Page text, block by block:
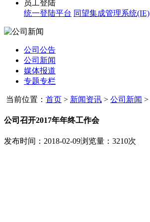
员工登陆
统一登陆平台 同望集成管理系统(IE)
公司公告
公司新闻
媒体报道
专题专栏
当前位置： 首页 > 新闻资讯 > 公司新闻 >
公司召开2017年年终工作会
发布时间：2018-02-09浏览量：3210次